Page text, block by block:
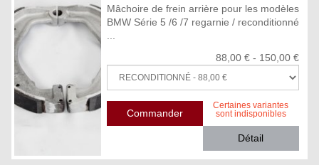
Mâchoire de frein arrière pour les modèles
BMW Série 5 /6 /7 regarnie / reconditionné
88,00 € - 150,00 €
Certaines variantes
sont indisponibles
Détail